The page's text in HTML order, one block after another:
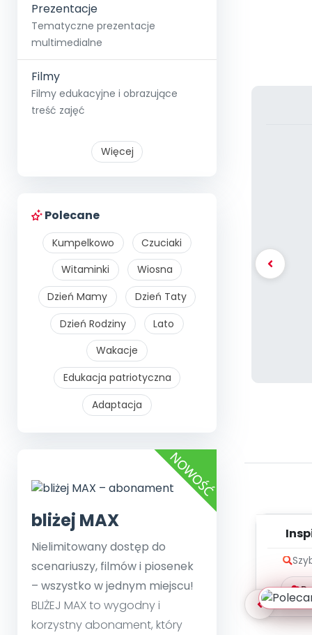
Prezentacje
Tematyczne prezentacje
multimedialne
Filmy
Filmy edukacyjne i obrazujące
treść zajęć
Więcej
Polecane
Kumpelkowo
Czuciaki
Witaminki
Wiosna
Dzień Mamy
Dzień Taty
Dzień Rodziny
Lato
Wakacje
Edukacja patriotyczna
Adaptacja
bliżej MAX
Nielimitowany dostęp do
scenariuszy, filmów i piosenek
– wszystko w jednym miejscu!
BLIŻEJ MAX to wygodny i
korzystny abonament, który